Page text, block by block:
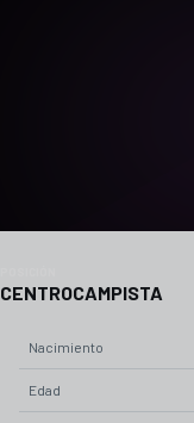
CENTROCAMPISTA
Nacimiento
Edad